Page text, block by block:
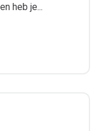
heb je...